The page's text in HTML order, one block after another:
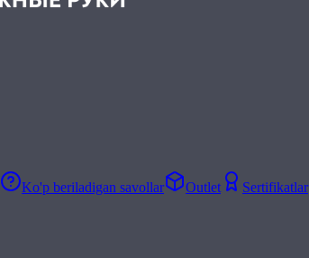
Ko'p beriladigan savollar Outlet
Sertifikatlar